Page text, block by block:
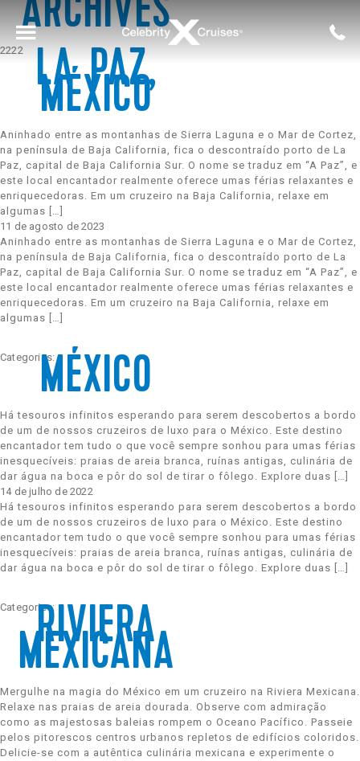
Voltar para o Menu Principal
Todos
Apex®
Ascent℠
Beyond℠
Boundless℠
Compass℠
Constellation®
Edge®
Equinox®
e Lounges
e Fitness
Retreat
Day at CocoCay
os Destinos
ARCHIVES
2222 LA PAZ,
MÉXICO
Aninhado entre as montanhas de Sierra Laguna e o Mar de Cortez,
na península de Baja California, fica o descontraído porto de La
Paz, capital de Baja California Sur. O nome se traduz em “A Paz”, e
este local encantador realmente oferece umas férias relaxantes e
enriquecedoras. Em um cruzeiro na Baja California, relaxe em
algumas […]
11 de agosto de 2023
Aninhado entre as montanhas de Sierra Laguna e o Mar de Cortez,
na península de Baja California, fica o descontraído porto de La
Paz, capital de Baja California Sur. O nome se traduz em “A Paz”, e
este local encantador realmente oferece umas férias relaxantes e
enriquecedoras. Em um cruzeiro na Baja California, relaxe em
algumas […]
Categories:MÉXICO
Há tesouros infinitos esperando para serem descobertos a bordo
de um de nossos cruzeiros de luxo para o México. Este destino
encantador tem tudo o que você sempre sonhou para umas férias
inesquecíveis: praias de areia branca, ruínas antigas, culinária de
dar água na boca e pôr do sol de tirar o fôlego. Explore duas […]
14 de julho de 2022
Há tesouros infinitos esperando para serem descobertos a bordo
de um de nossos cruzeiros de luxo para o México. Este destino
encantador tem tudo o que você sempre sonhou para umas férias
inesquecíveis: praias de areia branca, ruínas antigas, culinária de
dar água na boca e pôr do sol de tirar o fôlego. Explore duas […]
Categories:RIVIERA
MEXICANA
Mergulhe na magia do México em um cruzeiro na Riviera Mexicana.
Relaxe nas praias de areia dourada. Observe com admiração
como as majestosas baleias rompem o Oceano Pacífico. Passeie
pelos pitorescos centros urbanos repletos de edifícios coloridos.
Delicie-se com a autêntica culinária mexicana e experimente o